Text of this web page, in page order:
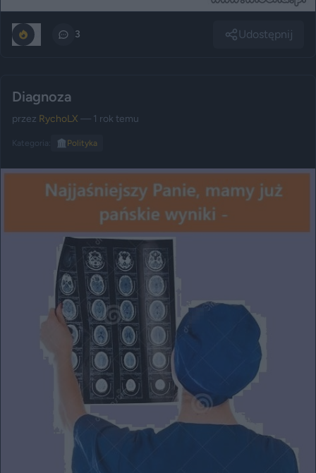
3 Udostępnij
Diagnoza
przez RychoLX — 1 rok temu
Kategoria: 🏛️ Polityka